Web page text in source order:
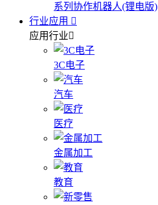
系列协作机器人(锂电版)
行业应用
应用行业
3C电子
汽车
医疗
金属加工
教育